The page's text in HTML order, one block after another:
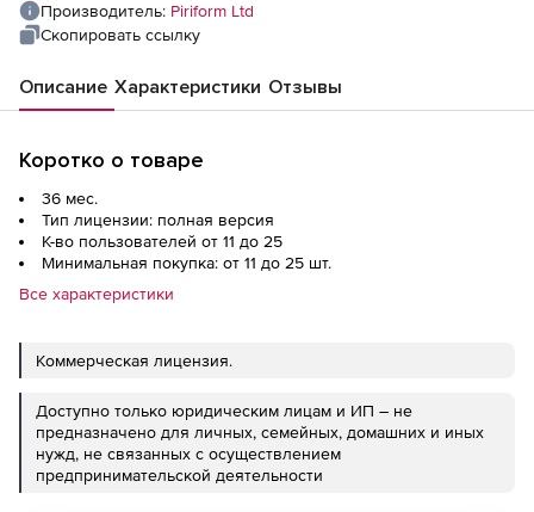
Производитель: Piriform Ltd
Скопировать ссылку
Описание Характеристики Отзывы
Коротко о товаре
36 мес.
Тип лицензии: полная версия
К-во пользователей от 11 до 25
Минимальная покупка: от 11 до 25 шт.
Все характеристики
Коммерческая лицензия.
Доступно только юридическим лицам и ИП – не
предназначено для личных, семейных, домашних и иных
нужд, не связанных с осуществлением
предпринимательской деятельности